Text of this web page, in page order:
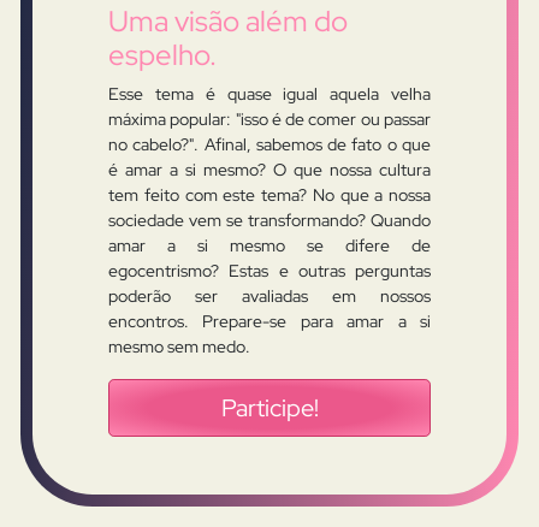
Uma visão além do
espelho.
Esse tema é quase igual aquela velha
máxima popular: "isso é de comer ou passar
no cabelo?". Afinal, sabemos de fato o que
é amar a si mesmo? O que nossa cultura
tem feito com este tema? No que a nossa
sociedade vem se transformando? Quando
amar a si mesmo se difere de
egocentrismo? Estas e outras perguntas
poderão ser avaliadas em nossos
encontros. Prepare-se para amar a si
mesmo sem medo.
Participe!